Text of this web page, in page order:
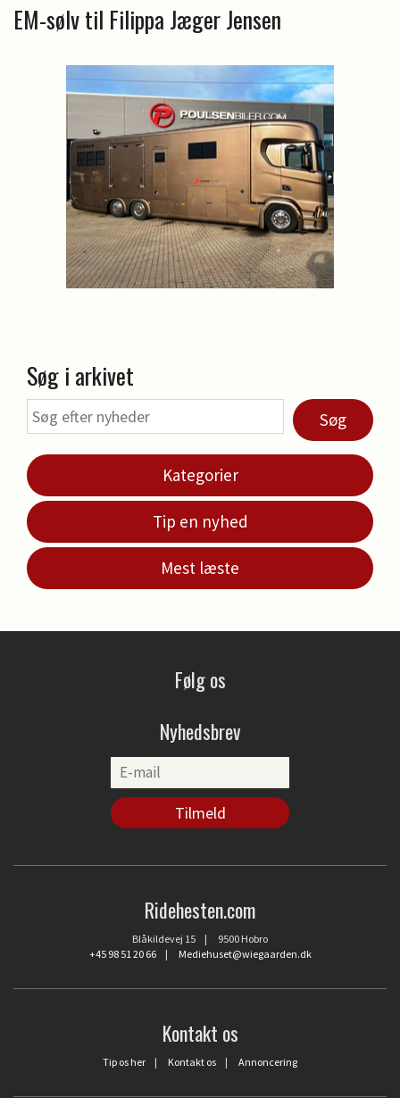
EM-sølv til Filippa Jæger Jensen
Søg i arkivet
Søg
Kategorier
Tip en nyhed
Mest læste
Følg os
Nyhedsbrev
Ridehesten.com
Blåkildevej 15 | 9500 Hobro
+45 98 51 20 66| Mediehuset@wiegaarden.dk
Kontakt os
Tip os her | Kontakt os | Annoncering